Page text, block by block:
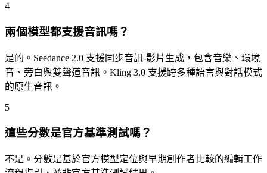
4
兩個模型都支援音訊嗎？
是的。Seedance 2.0 支援同步音訊-影片生成，包含音樂、環境
音、旁白與雙聲道音訊。Kling 3.0 支援跨多種語言與對話模式
的原生音訊。
5
這些分數是官方基準測試嗎？
不是。分數是基於官方模型定位與早期創作者比較的編輯工作